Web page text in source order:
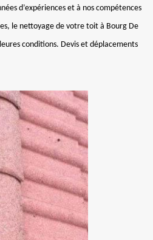
d’expériences et à nos compétences
le nettoyage de votre toit à Bourg De
conditions. Devis et déplacements